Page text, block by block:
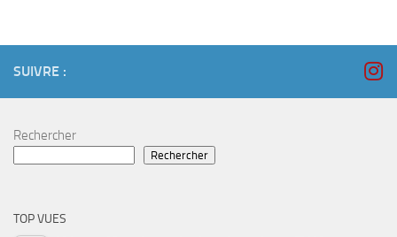
SUIVRE :
Rechercher
Rechercher
TOP VUES